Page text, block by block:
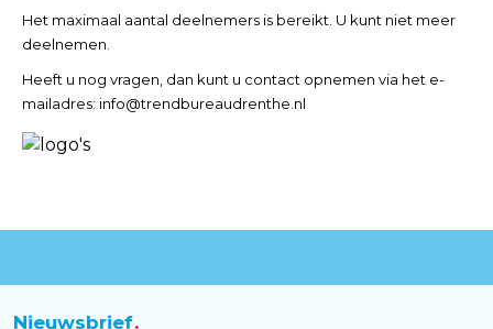
Het maximaal aantal deelnemers is bereikt. U kunt niet meer
deelnemen.
Heeft u nog vragen, dan kunt u contact opnemen via het e-
mailadres: info@trendbureaudrenthe.nl
Nieuwsbrief